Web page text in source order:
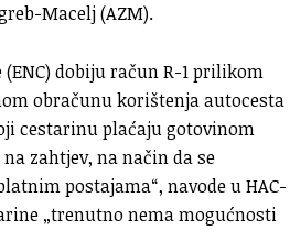
Macelj (AZM).
dobiju račun R-1 prilikom
obračunu korištenja autocesta
cestarinu plaćaju gotovinom
zahtjev, na način da se
postajama“, navode u HAC-
„trenutno nema mogućnosti